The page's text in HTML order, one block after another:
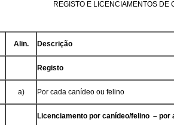
REGISTO E LICENCIAMENTOS DE
Alin. Descrição
Registo
a) Por cada canídeo ou felino
Licenciamento por canídeo/felino – por